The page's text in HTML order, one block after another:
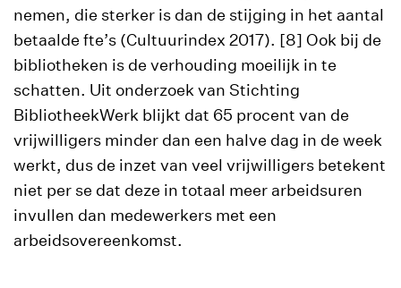
nemen, die sterker is dan de stijging in het aantal
betaalde fte’s (Cultuurindex 2017). [8] Ook bij de
bibliotheken is de verhouding moeilijk in te
schatten. Uit onderzoek van Stichting
BibliotheekWerk blijkt dat 65 procent van de
vrijwilligers minder dan een halve dag in de week
werkt, dus de inzet van veel vrijwilligers betekent
niet per se dat deze in totaal meer arbeidsuren
invullen dan medewerkers met een
arbeidsovereenkomst.